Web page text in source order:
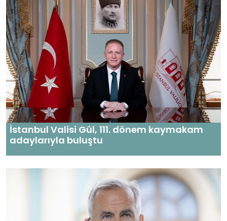
İstanbul Valisi Gül, 111. dönem kaymakam
adaylarıyla buluştu